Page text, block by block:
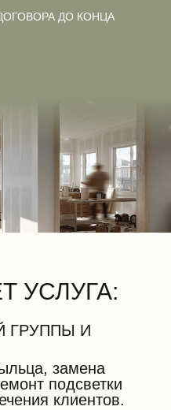
ДО КОНЦА
УСЛУГА:
ГРУППЫ И
замена
подсветки
клиентов.